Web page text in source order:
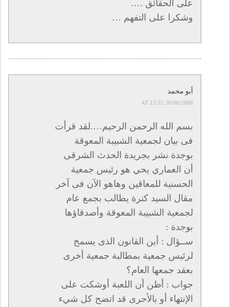
على الحقائق ….
وشكرا على التفهم …
أبو محمد
30/06/2008 AT 15:52
بسم الله الرحمن الرحيم….لقد قرأت
فى بيان لجمعية الشبيبة المعوقة
بوجدة نشر بجريدة الحدث الشرقى
أن العماري يحي هو رئيس جمعية
الحسنية للمعاقين وهاهو الآن فى آخر
مقال السيد كترة يطالب بجمع عام
لجمعية الشبيبة المعوقة وأصدقاؤها
بوجدة :
ســؤال : أين القانون الذى يسمح
لرئيس جمعية بمطالبة جمعية أخرى
بعقد جمعها العام؟
جواب : أظن أن اللعبة أوشكت على
الإنتهاء أو بالأحرى قد اتضح كل شيء